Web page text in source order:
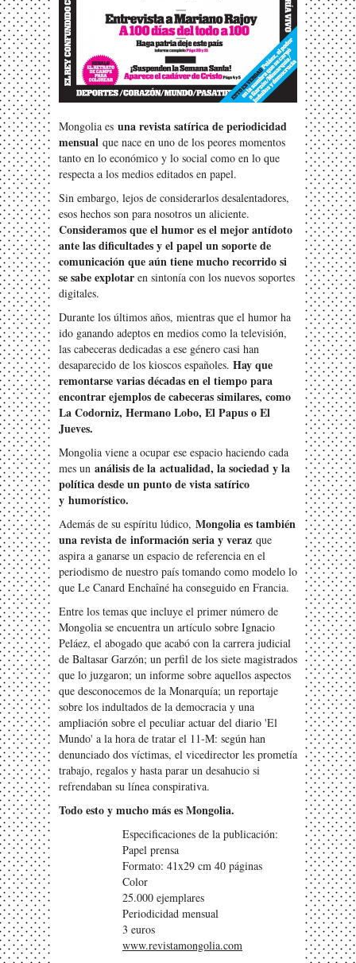
Mongolia es una revista satírica de periodicidad
mensual que nace en uno de los peores momentos
tanto en lo económico y lo social como en lo que
respecta a los medios editados en papel.
Sin embargo, lejos de considerarlos desalentadores,
esos hechos son para nosotros un aliciente.
Consideramos que el humor es el mejor antídoto
ante las dificultades y el papel un soporte de
comunicación que aún tiene mucho recorrido si
se sabe explotar en sintonía con los nuevos soportes
digitales.
Durante los últimos años, mientras que el humor ha
ido ganando adeptos en medios como la televisión,
las cabeceras dedicadas a ese género casi han
desaparecido de los kioscos españoles. Hay que
remontarse varias décadas en el tiempo para
encontrar ejemplos de cabeceras similares, como
La Codorniz, Hermano Lobo, El Papus o El
Jueves.
Mongolia viene a ocupar ese espacio haciendo cada
mes un análisis de la actualidad, la sociedad y la
política desde un punto de vista satírico
y humorístico.
Además de su espíritu lúdico, Mongolia es también
una revista de información seria y veraz que
aspira a ganarse un espacio de referencia en el
periodismo de nuestro país tomando como modelo lo
que Le Canard Enchaîné ha conseguido en Francia.
Entre los temas que incluye el primer número de
Mongolia se encuentra un artículo sobre Ignacio
Peláez, el abogado que acabó con la carrera judicial
de Baltasar Garzón; un perfil de los siete magistrados
que lo juzgaron; un informe sobre aquellos aspectos
que desconocemos de la Monarquía; un reportaje
sobre los indultados de la democracia y una
ampliación sobre el peculiar actuar del diario 'El
Mundo' a la hora de tratar el 11-M: según han
denunciado dos víctimas, el vicedirector les prometía
trabajo, regalos y hasta parar un desahucio si
refrendaban su línea conspirativa.
Todo esto y mucho más es Mongolia.
Especificaciones de la publicación:
Papel prensa
Formato: 41x29 cm 40 páginas
Color
25.000 ejemplares
Periodicidad mensual
3 euros
www.revistamongolia.com